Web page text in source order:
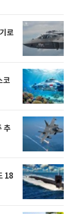
로
코
추
18